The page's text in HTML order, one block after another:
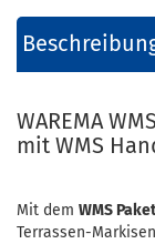
WAREMA
mit WMS
Mit dem WMS
Terrassen-